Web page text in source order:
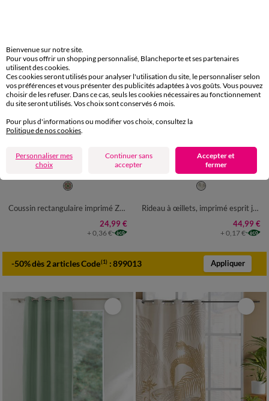
Coussin rectangulaire imprimé Zellige
24,99 €
+ 0,36 €
Rideau à œillets, imprimé esprit jungle bicolore
44,99 €
+ 0,17 €
-50% dès 2 articles Code(1) :899013 Appliquer
Bienvenue sur notre site.
Pour vous offrir un shopping personnalisé, Blancheporte et ses partenaires
utilisent des cookies.
Ces cookies seront utilisés pour analyser l'utilisation du site, le personnaliser selon
vos préférences et vous présenter des publicités adaptées à vos goûts. Vous pouvez
choisir de les refuser. Dans ce cas, seuls les cookies nécessaires au fonctionnement
du site seront utilisés. Vos choix sont conservés 6 mois.
Pour plus d'informations ou modifier vos choix, consultez la
Politique de nos cookies
Personnaliser mes
choix
Continuer sans
accepter
Accepter et
fermer